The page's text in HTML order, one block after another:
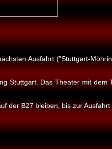
Ausfahrt ("Stuttgart-
Stuttgart. Das Theater mit dem
der B27 bleiben, bis zur